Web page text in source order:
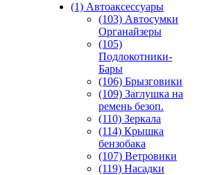
(1) Автоаксессуары
(103) Автосумки
Органайзеры
(105)
Подлокотники-
Бары
(106) Брызговики
(109) Заглушка на
ремень безоп.
(110) Зеркала
(114) Крышка
бензобака
(107) Ветровики
(119) Насадки